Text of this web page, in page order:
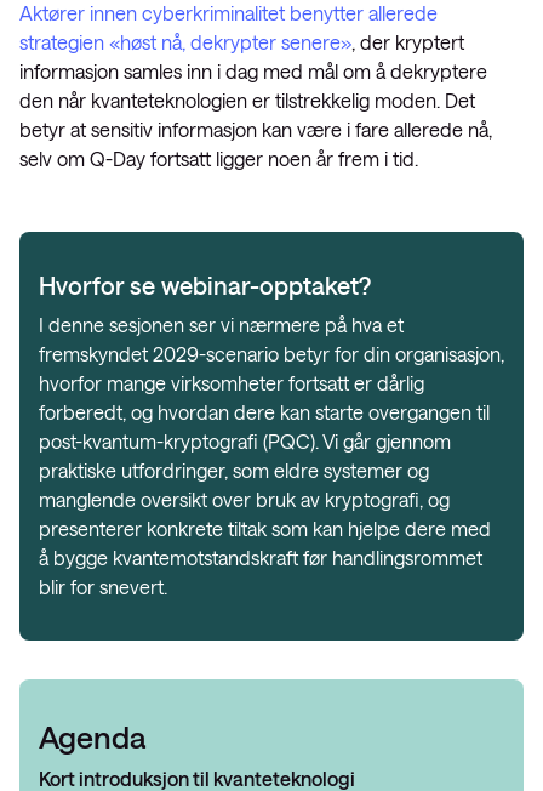
Aktører innen cyberkriminalitet benytter allerede
strategien «høst nå, dekrypter senere», der kryptert
informasjon samles inn i dag med mål om å dekryptere
den når kvanteteknologien er tilstrekkelig moden. Det
betyr at sensitiv informasjon kan være i fare allerede nå,
selv om Q-Day fortsatt ligger noen år frem i tid.
Hvorfor se webinar-opptaket?
I denne sesjonen ser vi nærmere på hva et
fremskyndet 2029-scenario betyr for din organisasjon,
hvorfor mange virksomheter fortsatt er dårlig
forberedt, og hvordan dere kan starte overgangen til
post-kvantum-kryptografi (PQC). Vi går gjennom
praktiske utfordringer, som eldre systemer og
manglende oversikt over bruk av kryptografi, og
presenterer konkrete tiltak som kan hjelpe dere med
å bygge kvantemotstandskraft før handlingsrommet
blir for snevert.
Agenda
Kort introduksjon til kvanteteknologi